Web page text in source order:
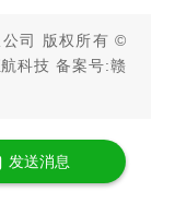
司
版权所有 ©
科技 备案号:赣
发送消息